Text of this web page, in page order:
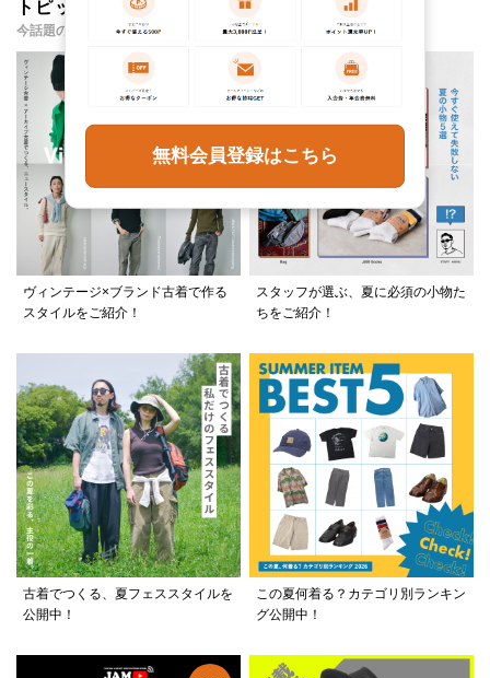
トピックス・特集
今話題のアイテムやイベント・コンテンツをご紹介
ヴィンテージ×ブランド古着で作る
スタイルをご紹介！
スタッフが選ぶ、夏に必須の小物た
ちをご紹介！
古着でつくる、夏フェススタイルを
公開中！
この夏何着る？カテゴリ別ランキン
グ公開中！
無料会員登録はこちら